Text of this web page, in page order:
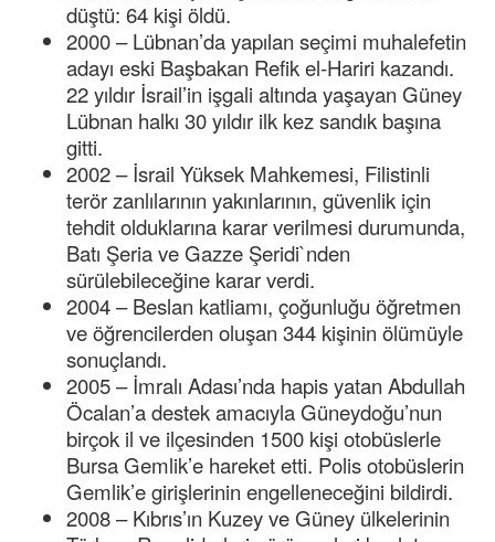
düştü: 64 kişi öldü.
2000 – Lübnan’da yapılan seçimi muhalefetin
adayı eski Başbakan Refik el-Hariri kazandı.
22 yıldır İsrail’in işgali altında yaşayan Güney
Lübnan halkı 30 yıldır ilk kez sandık başına
gitti.
2002 – İsrail Yüksek Mahkemesi, Filistinli
terör zanlılarının yakınlarının, güvenlik için
tehdit olduklarına karar verilmesi durumunda,
Batı Şeria ve Gazze Şeridi`nden
sürülebileceğine karar verdi.
2004 – Beslan katliamı, çoğunluğu öğretmen
ve öğrencilerden oluşan 344 kişinin ölümüyle
sonuçlandı.
2005 – İmralı Adası’nda hapis yatan Abdullah
Öcalan’a destek amacıyla Güneydoğu’nun
birçok il ve ilçesinden 1500 kişi otobüslerle
Bursa Gemlik’e hareket etti. Polis otobüslerin
Gemlik’e girişlerinin engelleneceğini bildirdi.
2008 – Kıbrıs’ın Kuzey ve Güney ülkelerinin